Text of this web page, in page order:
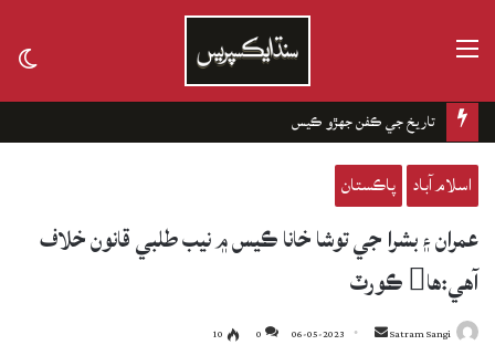
تاريخ جي ڪفن جھڙو ڪيس
اسلام آباد پاڪستان
عمران ۽ بشرا جي توشا خانا ڪيس ۾ نيب طلبي قانون خلاف
آهي:ها ڪورٽ
Satram Sangi
Send
06-05-2023
0
10